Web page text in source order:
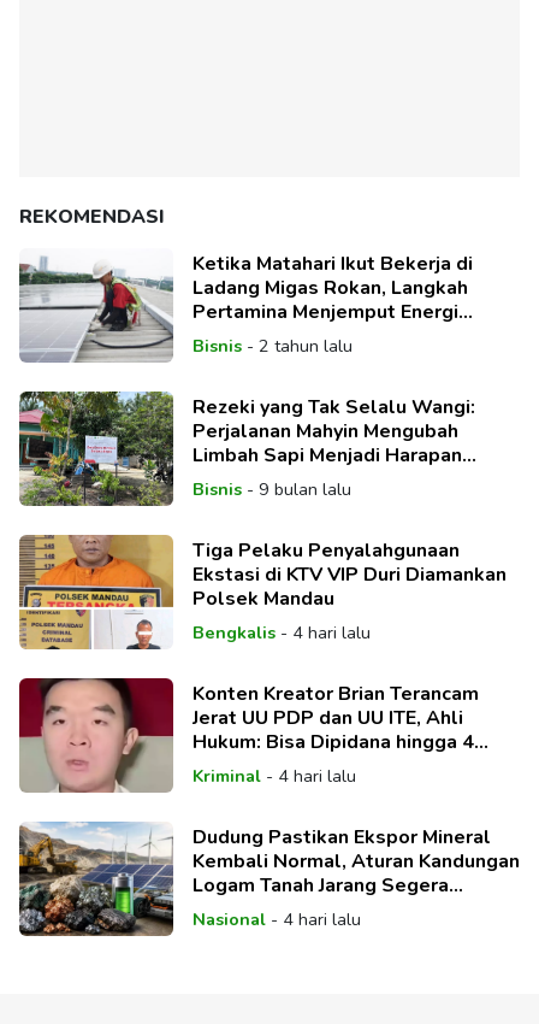
REKOMENDASI
Ketika Matahari Ikut Bekerja di
Ladang Migas Rokan, Langkah
Pertamina Menjemput Energi
Bersih
Bisnis- 2 tahun lalu
Rezeki yang Tak Selalu Wangi:
Perjalanan Mahyin Mengubah
Limbah Sapi Menjadi Harapan
Keluarga
Bisnis- 9 bulan lalu
Tiga Pelaku Penyalahgunaan
Ekstasi di KTV VIP Duri Diamankan
Polsek Mandau
Bengkalis- 4 hari lalu
Konten Kreator Brian Terancam
Jerat UU PDP dan UU ITE, Ahli
Hukum: Bisa Dipidana hingga 4
Tahun
Kriminal- 4 hari lalu
Dudung Pastikan Ekspor Mineral
Kembali Normal, Aturan Kandungan
Logam Tanah Jarang Segera
Direvisi
Nasional- 4 hari lalu